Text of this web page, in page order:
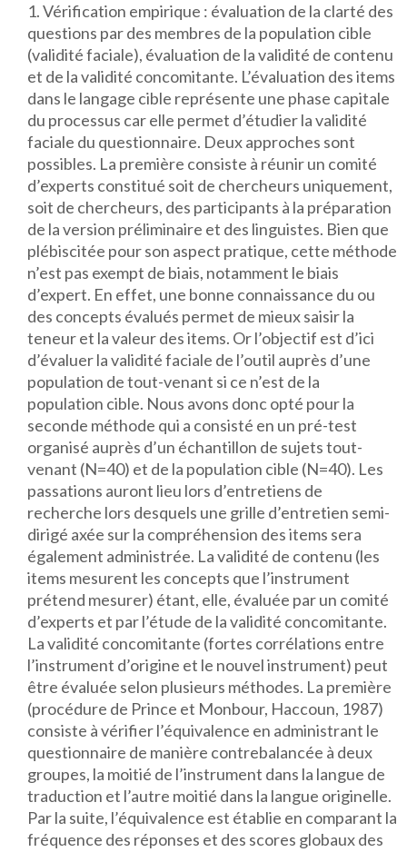
Vérification empirique : évaluation de la clarté des
questions par des membres de la population cible
(validité faciale), évaluation de la validité de contenu
et de la validité concomitante. L’évaluation des items
dans le langage cible représente une phase capitale
du processus car elle permet d’étudier la validité
faciale du questionnaire. Deux approches sont
possibles. La première consiste à réunir un comité
d’experts constitué soit de chercheurs uniquement,
soit de chercheurs, des participants à la préparation
de la version préliminaire et des linguistes. Bien que
plébiscitée pour son aspect pratique, cette méthode
n’est pas exempt de biais, notamment le biais
d’expert. En effet, une bonne connaissance du ou
des concepts évalués permet de mieux saisir la
teneur et la valeur des items. Or l’objectif est d’ici
d’évaluer la validité faciale de l’outil auprès d’une
population de tout-venant si ce n’est de la
population cible. Nous avons donc opté pour la
seconde méthode qui a consisté en un pré-test
organisé auprès d’un échantillon de sujets tout-
venant (N=40) et de la population cible (N=40). Les
passations auront lieu lors d’entretiens de
recherche lors desquels une grille d’entretien semi-
dirigé axée sur la compréhension des items sera
également administrée. La validité de contenu (les
items mesurent les concepts que l’instrument
prétend mesurer) étant, elle, évaluée par un comité
d’experts et par l’étude de la validité concomitante.
La validité concomitante (fortes corrélations entre
l’instrument d’origine et le nouvel instrument) peut
être évaluée selon plusieurs méthodes. La première
(procédure de Prince et Monbour, Haccoun, 1987)
consiste à vérifier l’équivalence en administrant le
questionnaire de manière contrebalancée à deux
groupes, la moitié de l’instrument dans la langue de
traduction et l’autre moitié dans la langue originelle.
Par la suite, l’équivalence est établie en comparant la
fréquence des réponses et des scores globaux des